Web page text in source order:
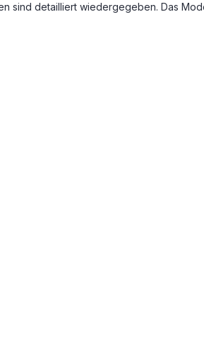
sind detailliert wiedergegeben. Das